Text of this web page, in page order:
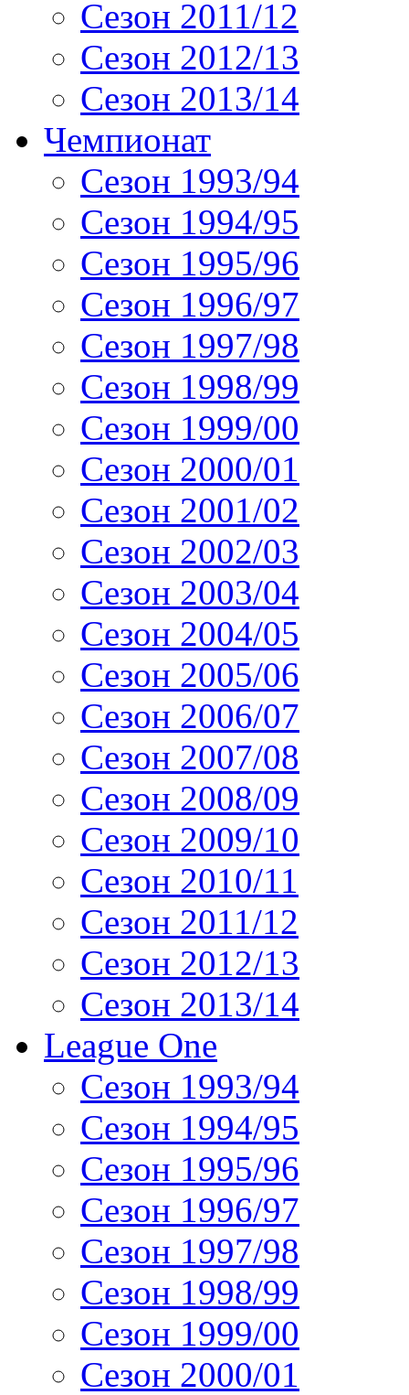
Сезон 2011/12
Сезон 2012/13
Сезон 2013/14
Чемпионат
Сезон 1993/94
Сезон 1994/95
Сезон 1995/96
Сезон 1996/97
Сезон 1997/98
Сезон 1998/99
Сезон 1999/00
Сезон 2000/01
Сезон 2001/02
Сезон 2002/03
Сезон 2003/04
Сезон 2004/05
Сезон 2005/06
Сезон 2006/07
Сезон 2007/08
Сезон 2008/09
Сезон 2009/10
Сезон 2010/11
Сезон 2011/12
Сезон 2012/13
Сезон 2013/14
League One
Сезон 1993/94
Сезон 1994/95
Сезон 1995/96
Сезон 1996/97
Сезон 1997/98
Сезон 1998/99
Сезон 1999/00
Сезон 2000/01